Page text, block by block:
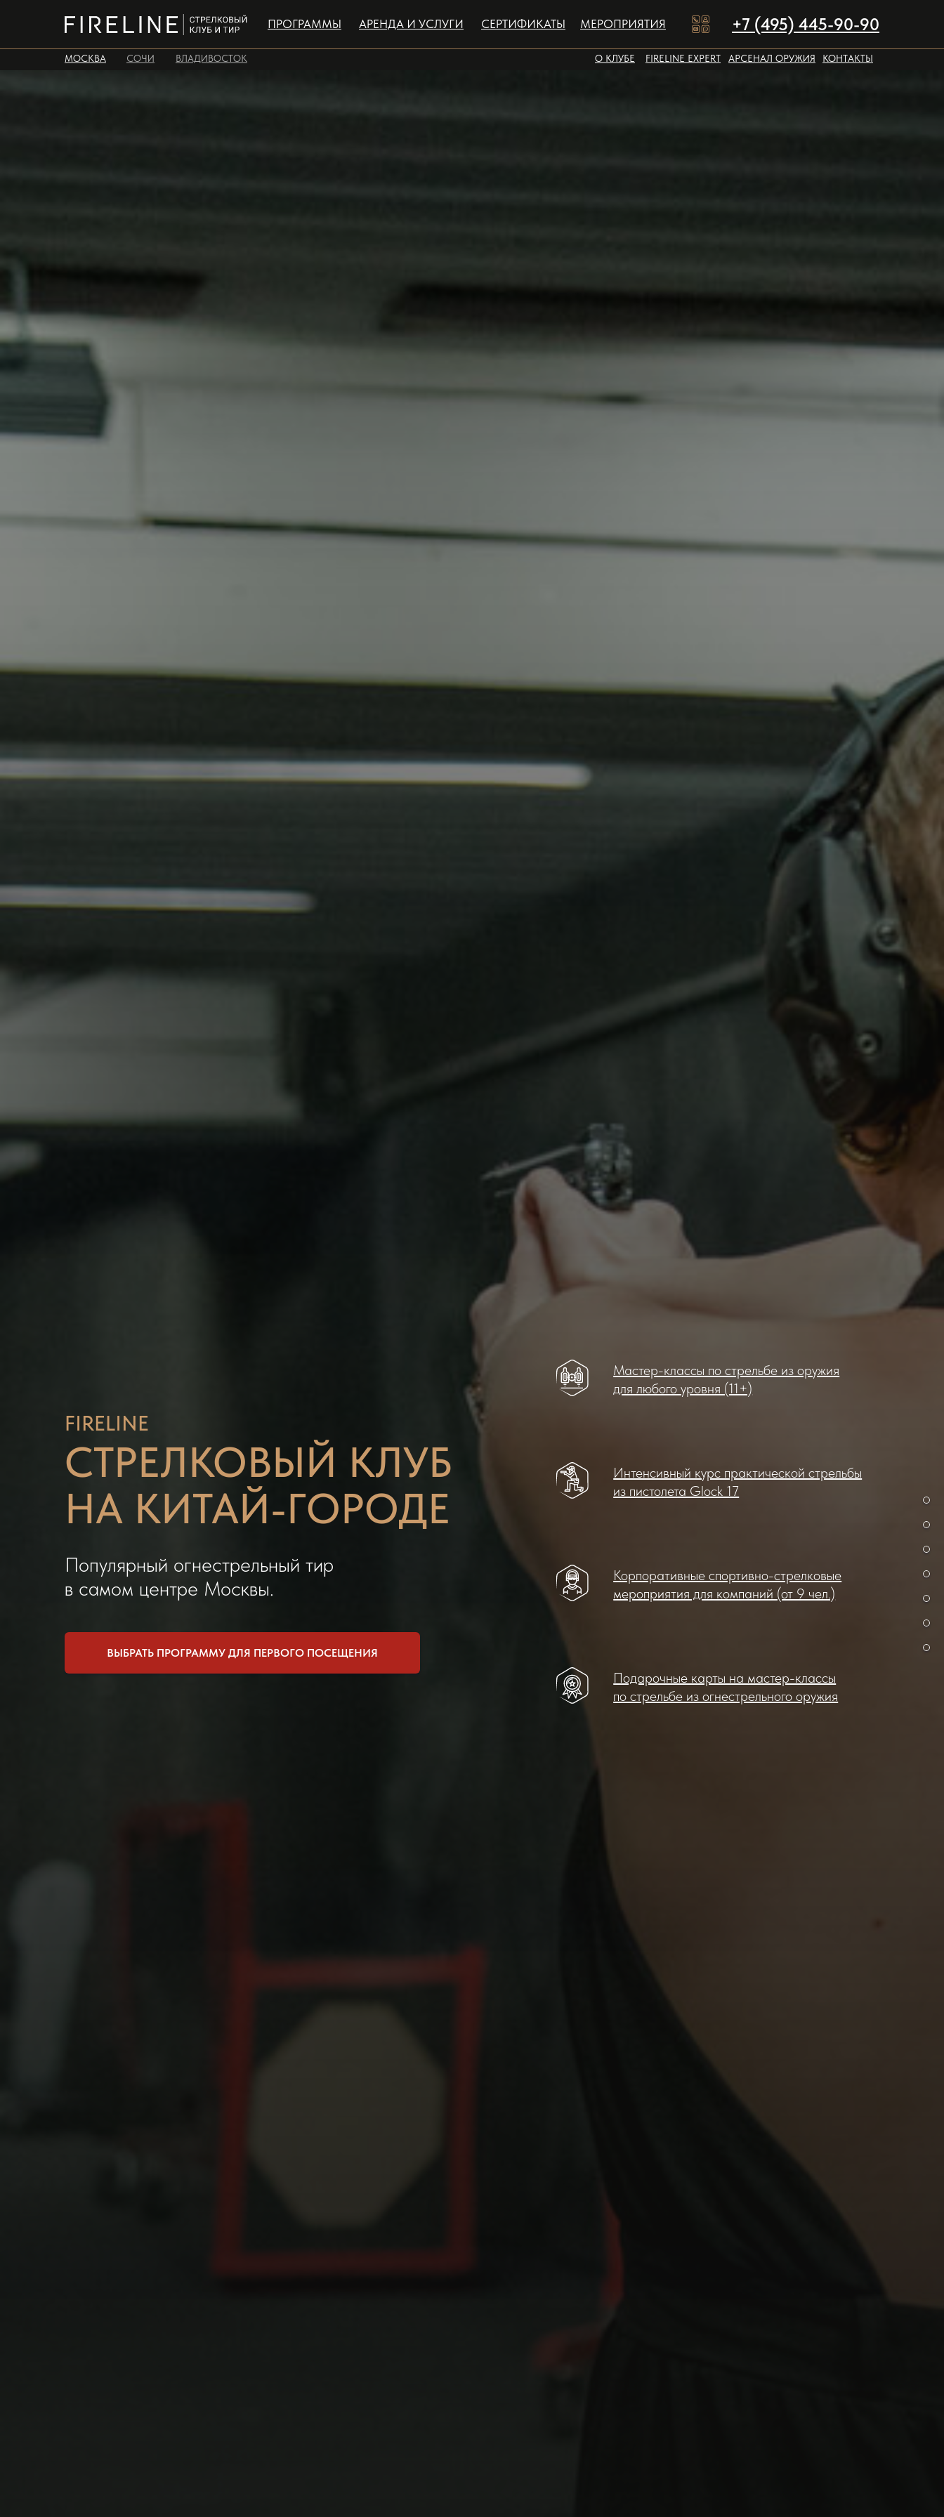
ПРОГРАММЫ АРЕНДА И УСЛУГИ +7 (495) 445-90-90
СЕРТИФИКАТЫ МЕРОПРИЯТИЯ
МОСКВА СОЧИ ВЛАДИВОСТОК О КЛУБЕ АРСЕНАЛ ОРУЖИЯ КОНТАКТЫ
FIRELINE EXPERT
FIRELINE
СТРЕЛКОВЫЙ КЛУБ
НА КИТАЙ-ГОРОДЕ
Популярный огнестрельный тир
в самом центре Москвы.
ВЫБРАТЬ ПРОГРАММУ ДЛЯ ПЕРВОГО ПОСЕЩЕНИЯ
Мастер-классы по стрельбе из оружия
для любого уровня (11+)
Интенсивный курс практической стрельбы
из пистолета Glock 17
Корпоративные спортивно-стрелковые
мероприятия для компаний (от 9 чел.)
Подарочные карты на мастер-классы
по стрельбе из огнестрельного оружия